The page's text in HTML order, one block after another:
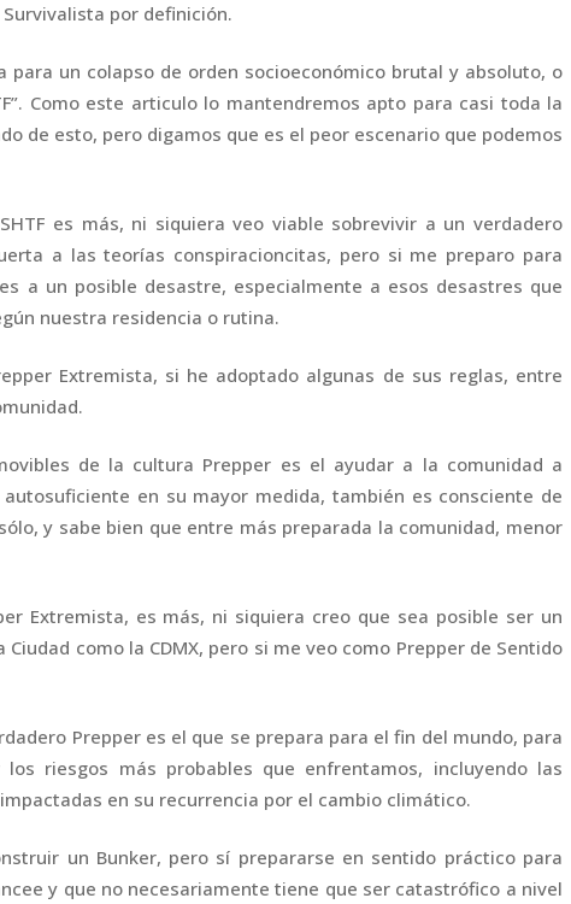
por definición.
para un colapso de orden socioeconómico brutal y absoluto, o
Como este articulo lo mantendremos apto para casi toda la
de esto, pero digamos que es el peor escenario que podemos
es más, ni siquiera veo viable sobrevivir a un verdadero
a las teorías conspiracioncitas, pero si me preparo para
a un posible desastre, especialmente a esos desastres que
nuestra residencia o rutina.
Extremista, si he adoptado algunas de sus reglas, entre
de la cultura Prepper es el ayudar a la comunidad a
en su mayor medida, también es consciente de
y sabe bien que entre más preparada la comunidad, menor
Extremista, es más, ni siquiera creo que sea posible ser un
como la CDMX, pero si me veo como Prepper de Sentido
Prepper es el que se prepara para el fin del mundo, para
riesgos más probables que enfrentamos, incluyendo las
en su recurrencia por el cambio climático.
un Bunker, pero sí prepararse en sentido práctico para
y que no necesariamente tiene que ser catastrófico a nivel